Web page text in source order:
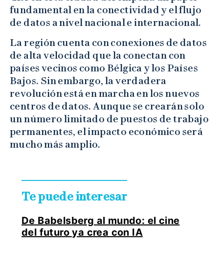
fundamental en la conectividad y el flujo
de datos a nivel nacional e internacional.
La región cuenta con conexiones de datos
de alta velocidad que la conectan con
países vecinos como Bélgica y los Países
Bajos. Sin embargo, la verdadera
revolución está en marcha en los nuevos
centros de datos. Aunque se crearán solo
un número limitado de puestos de trabajo
permanentes, el impacto económico será
mucho más amplio.
Te puede interesar
De Babelsberg al mundo: el cine
del futuro ya crea con IA